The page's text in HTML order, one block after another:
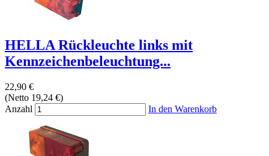
HELLA Rückleuchte links mit
Kennzeichenbeleuchtung...
22,90 €
(Netto 19,24 €)
Anzahl
In den Warenkorb